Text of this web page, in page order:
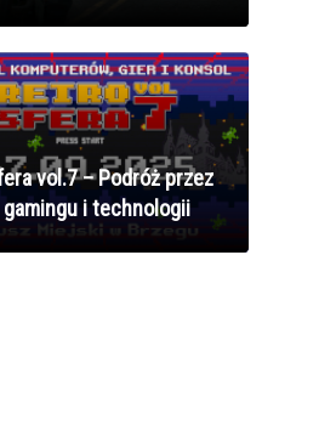
vol.7 – Podróż przez
gamingu i technologii